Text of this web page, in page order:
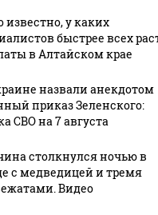
вопрос:
рынок
известно, у каких
быстрее всех
в Алтайском крае
назвали анекдотом
приказ Зеленского:
СВО на 7 августа
столкнулся ночью в
с медведицей и тремя
Видео